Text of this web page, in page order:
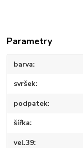
Parametry
barva
svršek
podpatek
šířka
vel.39